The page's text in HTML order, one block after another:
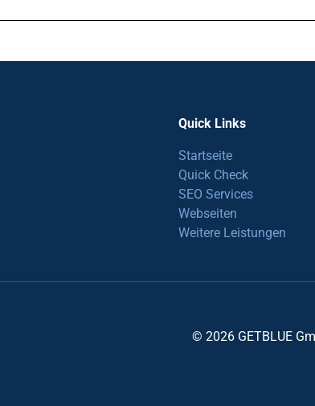
Quick Links
Startseite
Quick Check
SEO Services
Webseiten
Weitere Leistungen
© 2026 GETBLUE